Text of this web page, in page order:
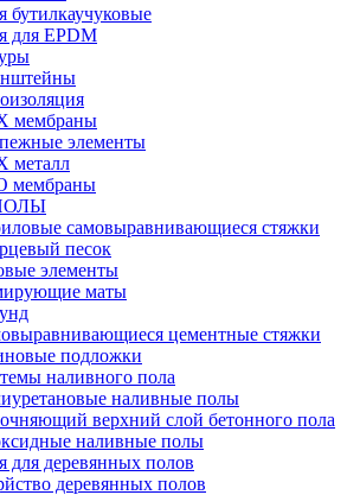
бутилкаучуковые
для EPDM
мембраны
элементы
металл
мембраны
самовыравнивающиеся стяжки
песок
элементы
маты
цементные стяжки
подложки
наливного пола
наливные полы
верхний слой бетонного пола
наливные полы
для деревянных полов
деревянных полов